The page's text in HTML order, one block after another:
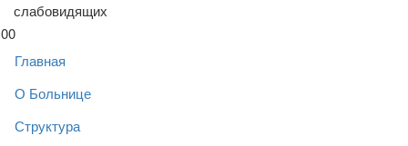
слабовидящих
00
Главная
О Больнице
Структура